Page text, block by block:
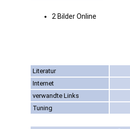
2 Bilder Online
Literatur
Internet
verwandte Links
Tuning